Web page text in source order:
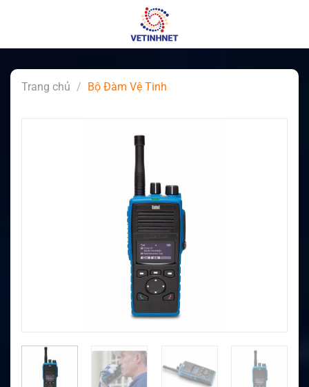
Trang chủ / Bộ Đàm Vệ Tinh